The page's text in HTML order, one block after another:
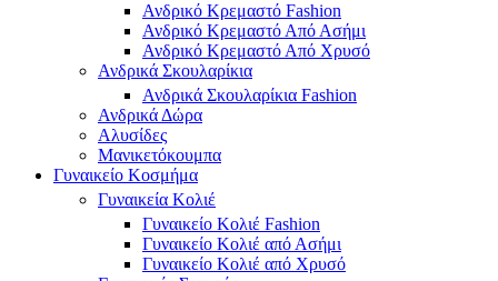
Ανδρικό Κρεμαστό Fashion
Ανδρικό Κρεμαστό Από Ασήμι
Ανδρικό Κρεμαστό Από Χρυσό
Ανδρικά Σκουλαρίκια
Ανδρικά Σκουλαρίκια Fashion
Ανδρικά Δώρα
Αλυσίδες
Μανικετόκουμπα
Γυναικείο Κοσμήμα
Γυναικεία Κολιέ
Γυναικείο Κολιέ Fashion
Γυναικείο Κολιέ από Ασήμι
Γυναικείο Κολιέ από Χρυσό